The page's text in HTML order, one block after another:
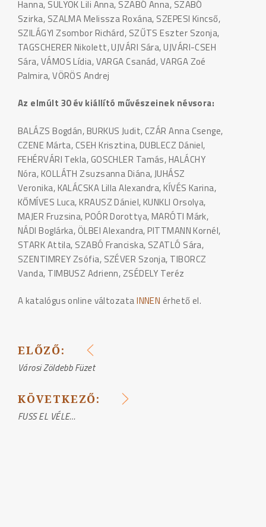
Hanna, SULYOK Lili Anna, SZABÓ Anna, SZABÓ
Szirka, SZALMA Melissza Roxána, SZEPESI Kincső,
SZILÁGYI Zsombor Richárd, SZŰTS Eszter Szonja,
TAGSCHERER Nikolett, UJVÁRI Sára, UJVÁRI-CSEH
Sára, VÁMOS Lídia, VARGA Csanád, VARGA Zoé
Palmira, VÖRÖS Andrej
Az elmúlt 30 év kiállító művészeinek névsora:
BALÁZS Bogdán, BURKUS Judit, CZÁR Anna Csenge,
CZENE Márta, CSEH Krisztina, DUBLECZ Dániel,
FEHÉRVÁRI Tekla, GOSCHLER Tamás, HALÁCHY
Nóra, KOLLÁTH Zsuzsanna Diána, JUHÁSZ
Veronika, KALÁCSKA Lilla Alexandra, KÍVÉS Karina,
KŐMÍVES Luca, KRAUSZ Dániel, KUNKLI Orsolya,
MAJER Fruzsina, POÓR Dorottya, MARÓTI Márk,
NÁDI Boglárka, ÖLBEI Alexandra, PITTMANN Kornél,
STARK Attila, SZABÓ Franciska, SZATLÓ Sára,
SZENTIMREY Zsófia, SZÉVER Szonja, TIBORCZ
Vanda, TIMBUSZ Adrienn, ZSÉDELY Teréz
A katalógus online változataINNEN érhető el.
BEJEGYZÉS
NAVIGÁCIÓ
ELŐZŐ:
Városi Zöldebb Füzet
KÖVETKEZŐ:
FUSS EL VÉLE…